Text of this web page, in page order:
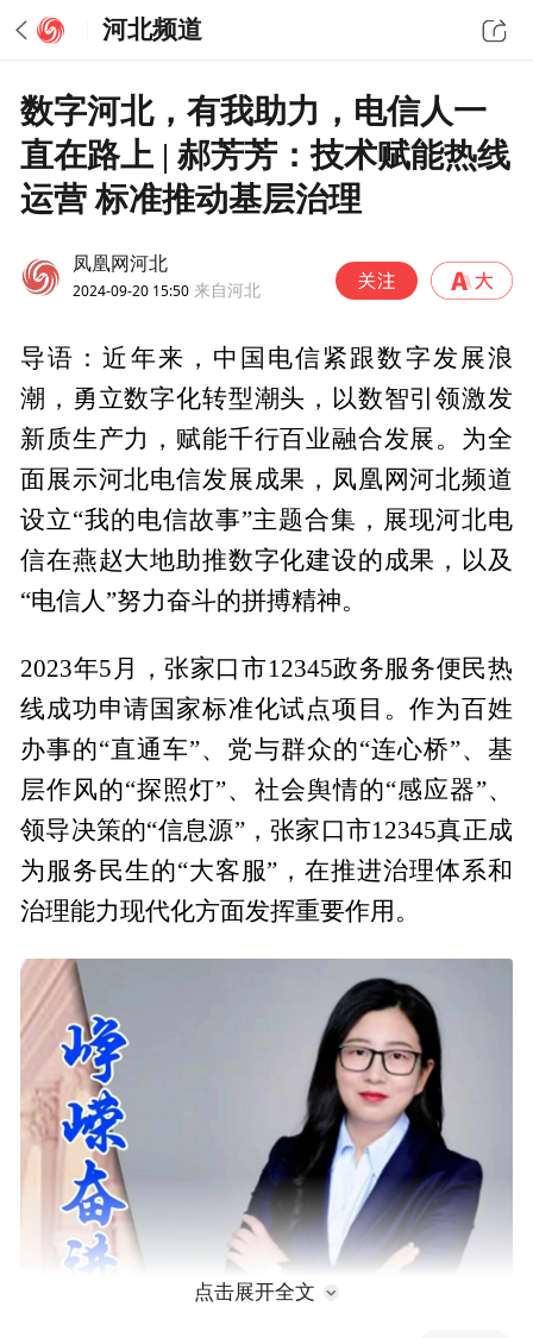
河北频道
数字河北，有我助力，电信人一
直在路上 | 郝芳芳：技术赋能热线
运营 标准推动基层治理
凤凰网河北
2024-09-20 15:50 来自河北
导语：近年来，中国电信紧跟数字发展浪
潮，勇立数字化转型潮头，以数智引领激发
新质生产力，赋能千行百业融合发展。为全
面展示河北电信发展成果，凤凰网河北频道
设立“我的电信故事”主题合集，展现河北电
信在燕赵大地助推数字化建设的成果，以及
“电信人”努力奋斗的拼搏精神。
2023年5月，张家口市12345政务服务便民热
线成功申请国家标准化试点项目。作为百姓
办事的“直通车”、党与群众的“连心桥”、基
层作风的“探照灯”、社会舆情的“感应器”、
领导决策的“信息源”，张家口市12345真正成
为服务民生的“大客服”，在推进治理体系和
治理能力现代化方面发挥重要作用。
点击展开全文